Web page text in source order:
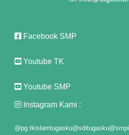
panel
Facebook SMP
Youtube TK
Youtube SMP
Instagram Kami :
@pg.tkislamtugasku@sditugasku